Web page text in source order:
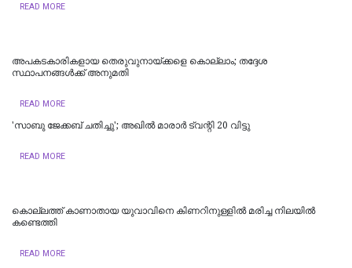
READ MORE
അപകടകാരികളായ തെരുവുനായ്ക്കളെ കൊല്ലാം; തദ്ദേശ
സ്ഥാപനങ്ങൾക്ക് അനുമതി
READ MORE
'സാബു ജേക്കബ് ചതിച്ചു'; അഖിൽ മാരാർ ട്വന്റി 20 വിട്ടു
READ MORE
കൊല്ലത്ത് കാണാതായ യുവാവിനെ കിണറിനുള്ളിൽ മരിച്ച നിലയിൽ
കണ്ടെത്തി
READ MORE